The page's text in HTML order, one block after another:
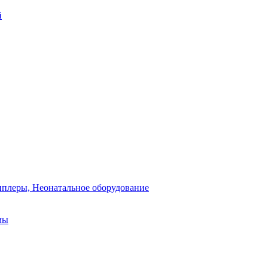
Неонатальное оборудование